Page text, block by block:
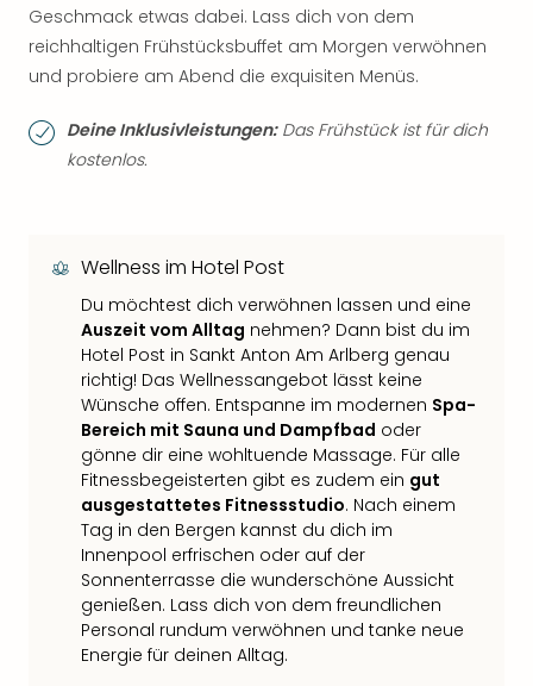
Geschmack etwas dabei. Lass dich von dem
reichhaltigen Frühstücksbuffet am Morgen verwöhnen
und probiere am Abend die exquisiten Menüs.
Deine Inklusivleistungen:Das Frühstück ist für dich
kostenlos.
Wellness im Hotel Post
Du möchtest dich verwöhnen lassen und eine
Auszeit vom Alltag nehmen? Dann bist du im
Hotel Post in Sankt Anton Am Arlberg genau
richtig! Das Wellnessangebot lässt keine
Wünsche offen. Entspanne im modernen Spa-
Bereich mit Sauna und Dampfbad oder
gönne dir eine wohltuende Massage. Für alle
Fitnessbegeisterten gibt es zudem ein gut
ausgestattetes Fitnessstudio. Nach einem
Tag in den Bergen kannst du dich im
Innenpool erfrischen oder auf der
Sonnenterrasse die wunderschöne Aussicht
genießen. Lass dich von dem freundlichen
Personal rundum verwöhnen und tanke neue
Energie für deinen Alltag.